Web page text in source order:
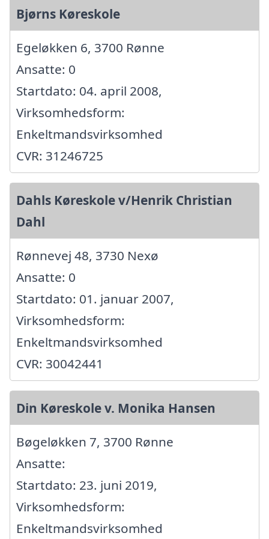
Bjørns Køreskole
Egeløkken 6, 3700 Rønne
Ansatte: 0
Startdato: 04. april 2008,
Virksomhedsform:
Enkeltmandsvirksomhed
CVR: 31246725
Dahls Køreskole v/Henrik Christian
Dahl
Rønnevej 48, 3730 Nexø
Ansatte: 0
Startdato: 01. januar 2007,
Virksomhedsform:
Enkeltmandsvirksomhed
CVR: 30042441
Din Køreskole v. Monika Hansen
Bøgeløkken 7, 3700 Rønne
Ansatte:
Startdato: 23. juni 2019,
Virksomhedsform:
Enkeltmandsvirksomhed